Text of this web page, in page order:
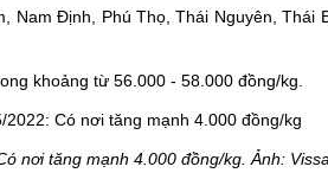
Nam Định, Phú Thọ, Thái Nguyên, Thái
khoảng từ 56.000 - 58.000 đồng/kg.
nơi tăng mạnh 4.000 đồng/kg. Ảnh: